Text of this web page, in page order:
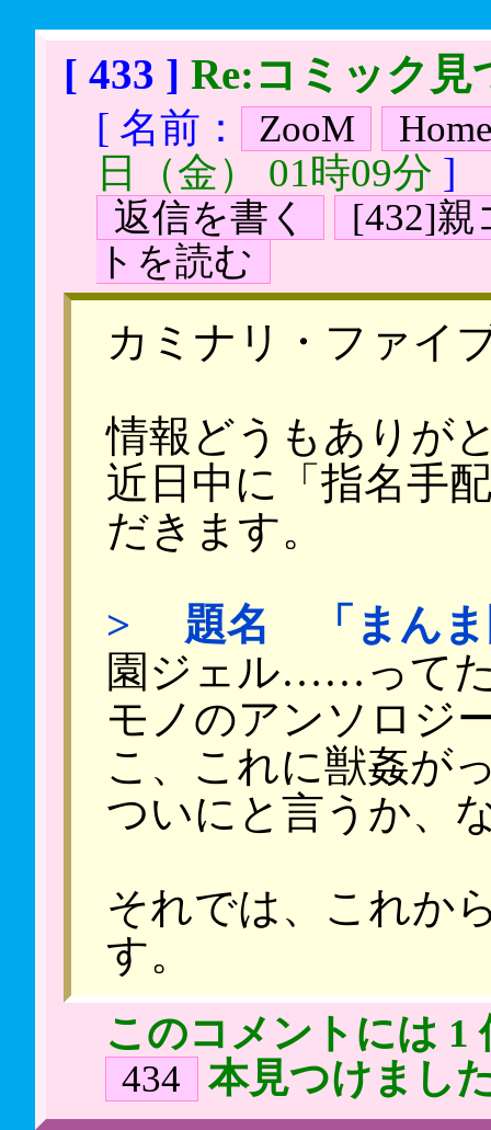
[ 433 ] Re:コミック見
[ 名前： ZooM
日（金） 01時09分 ]
返信を書く
[432]親
トを読む
カミナリ・ファイ
情報どうもありが
近日中に「指名手
だきます。
> 題名 「まんま
園ジェル……って
モノのアンソロジ
こ、これに獣姦が
ついにと言うか
それでは、これか
す。
このコメントには 1
434 本見つけまし